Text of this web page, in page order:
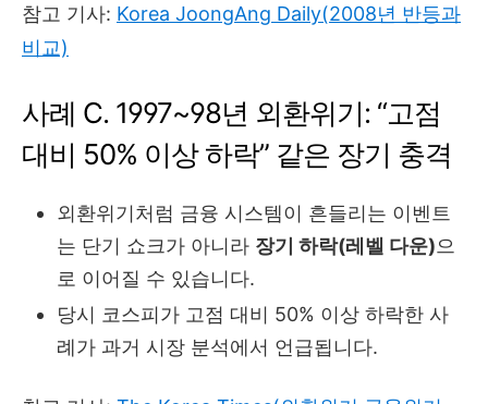
참고 기사: Korea JoongAng Daily(2008년 반등과
비교)
사례 C. 1997~98년 외환위기: “고점
대비 50% 이상 하락” 같은 장기 충격
외환위기처럼 금융 시스템이 흔들리는 이벤트
는 단기 쇼크가 아니라 장기 하락(레벨 다운)으
로 이어질 수 있습니다.
당시 코스피가 고점 대비 50% 이상 하락한 사
례가 과거 시장 분석에서 언급됩니다.